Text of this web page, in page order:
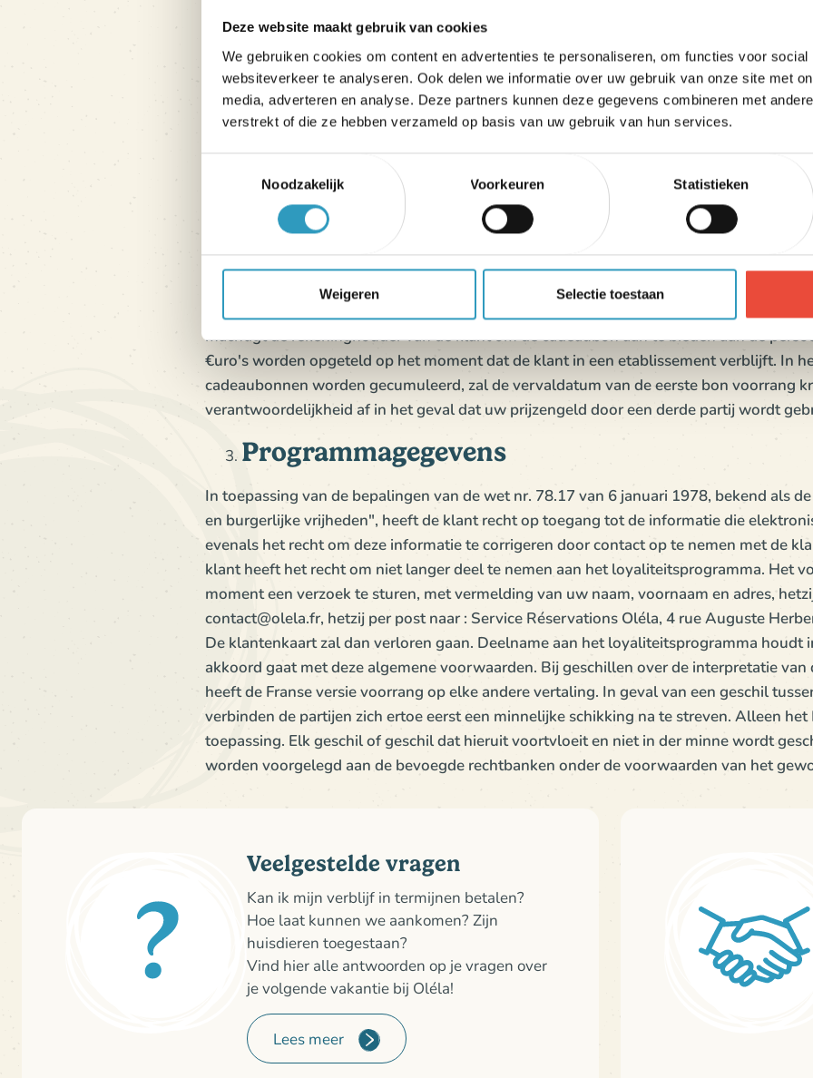
Deze website maakt gebruik van cookies
We gebruiken cookies om content en advertenties te personaliseren, om functies voor social
websiteverkeer te analyseren. Ook delen we informatie over uw gebruik van onze site met
media, adverteren en analyse. Deze partners kunnen deze gegevens combineren met
verstrekt of die ze hebben verzameld op basis van uw gebruik van hun services.
Noodzakelijk
Voorkeuren Statistieken
Weigeren Selectie toestaan
200 € uitgegeven = 5 € in uw spaarpot
400 € uitgegeven = 10 € in uw spaarpot
600 € uitgegeven = 15 € in € uitgegeven = € 30 in uw winkelmandje
€2000 uitgegeven = € 50 in uw winkelmandje
€3600 uitgegeven = € 90 in uw winkelmandje
12 maanden op de klantenrekening staan. Alle boekingen met de kitty kunnen worden
www.olela.fr of door te bellen met de reserveringsafdeling van Oléla op 02 51 20 41
keer worden uitgegeven en kan niet opnieuw ter beschikking worden gesteld in geval
klant vrij om zijn/haar kitty te gebruiken in het Oléla-etablissement van zijn/haar keuze,
beschikbaarheid op het moment van de reserveringsaanvraag, maar de kitty kan niet
machtigt de rekeninghouder van de klant om de cadeaubon aan te bieden aan de
€uro's worden opgeteld op het moment dat de klant in een etablissement verblijft. In
cadeaubonnen worden gecumuleerd, zal de vervaldatum van de eerste bon voorrang
verantwoordelijkheid af in het geval dat uw prijzengeld door een derde partij wordt
Programmagegevens
In toepassing van de bepalingen van de wet nr. 78.17 van 6 januari 1978, bekend als
en burgerlijke vrijheden", heeft de klant recht op toegang tot de informatie die
evenals het recht om deze informatie te corrigeren door contact op te nemen met de
klant heeft het recht om niet langer deel te nemen aan het loyaliteitsprogramma. Het
moment een verzoek te sturen, met vermelding van uw naam, voornaam en adres,
contact@olela.fr, hetzij per post naar : Service Réservations Oléla, 4 rue Auguste
De klantenkaart zal dan verloren gaan. Deelname aan het loyaliteitsprogramma houdt
akkoord gaat met deze algemene voorwaarden. Bij geschillen over de interpretatie
heeft de Franse versie voorrang op elke andere vertaling. In geval van een geschil
verbinden de partijen zich ertoe eerst een minnelijke schikking na te streven. Alleen het
toepassing. Elk geschil of geschil dat hieruit voortvloeit en niet in der minne wordt
worden voorgelegd aan de bevoegde rechtbanken onder de voorwaarden van het
Veelgestelde vragen
Kan ik mijn verblijf in termijnen betalen?
Hoe laat kunnen we aankomen? Zijn
huisdieren toegestaan?
Vind hier alle antwoorden op je vragen over
je volgende vakantie bij Oléla!
Lees meer